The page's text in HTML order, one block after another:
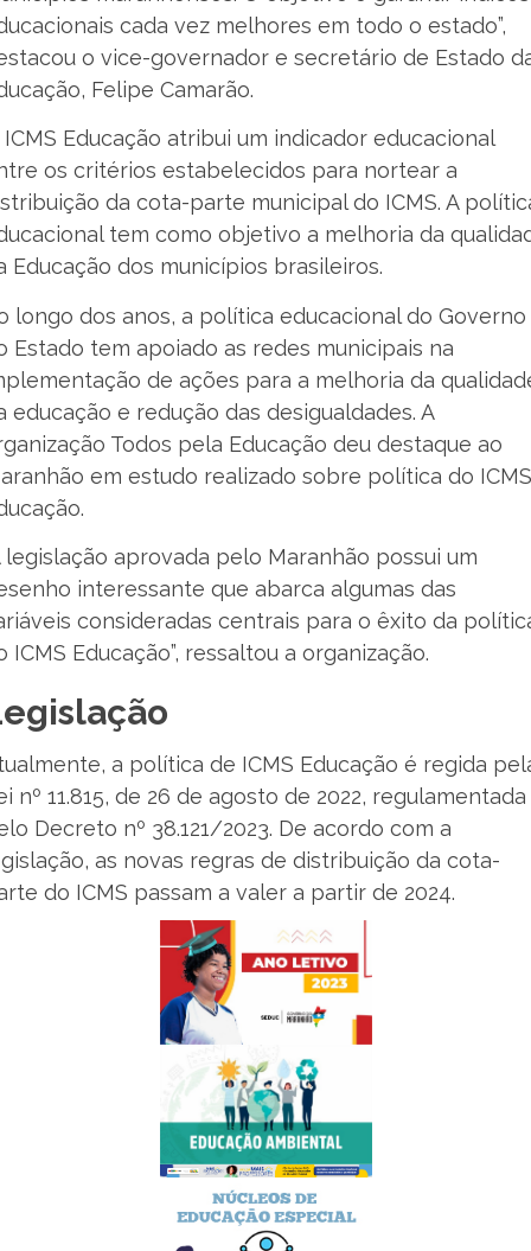
cada vez melhores em todo o estado”,
o vice-governador e secretário de Estado
Felipe Camarão.
ICMS Educação atribui um indicador educacional
os critérios estabelecidos para nortear a
da cota-parte municipal do ICMS. A
tem como objetivo a melhoria da
Educação dos municípios brasileiros.
longo dos anos, a política educacional do Governo
Estado tem apoiado as redes municipais na
de ações para a melhoria da
educação e redução das desigualdades. A
Todos pela Educação deu destaque ao
em estudo realizado sobre política do ICMS
legislação aprovada pelo Maranhão possui um
interessante que abarca algumas das
consideradas centrais para o êxito da
ICMS Educação”, ressaltou a organização.
a política de ICMS Educação é regida
nº 11.815, de 26 de agosto de 2022, regulamentada
Decreto nº 38.121/2023. De acordo com a
as novas regras de distribuição da cota-
do ICMS passam a valer a partir de 2024.